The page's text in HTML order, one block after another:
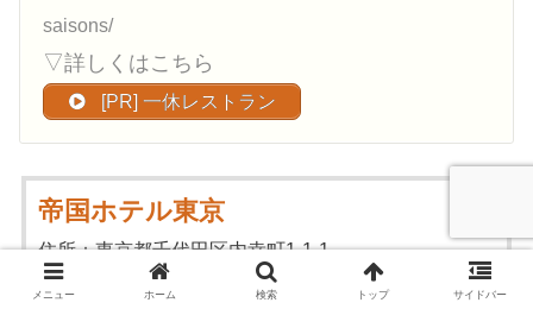
saisons/
▽詳しくはこちら
[PR] 一休レストラン
帝国ホテル東京
住所：東京都千代田区内幸町1-1-1
電話番号：03-3504-1111
総客室数：570室
メニュー ホーム 検索 トップ サイドバー